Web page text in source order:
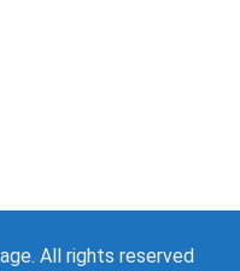
. All rights reserved